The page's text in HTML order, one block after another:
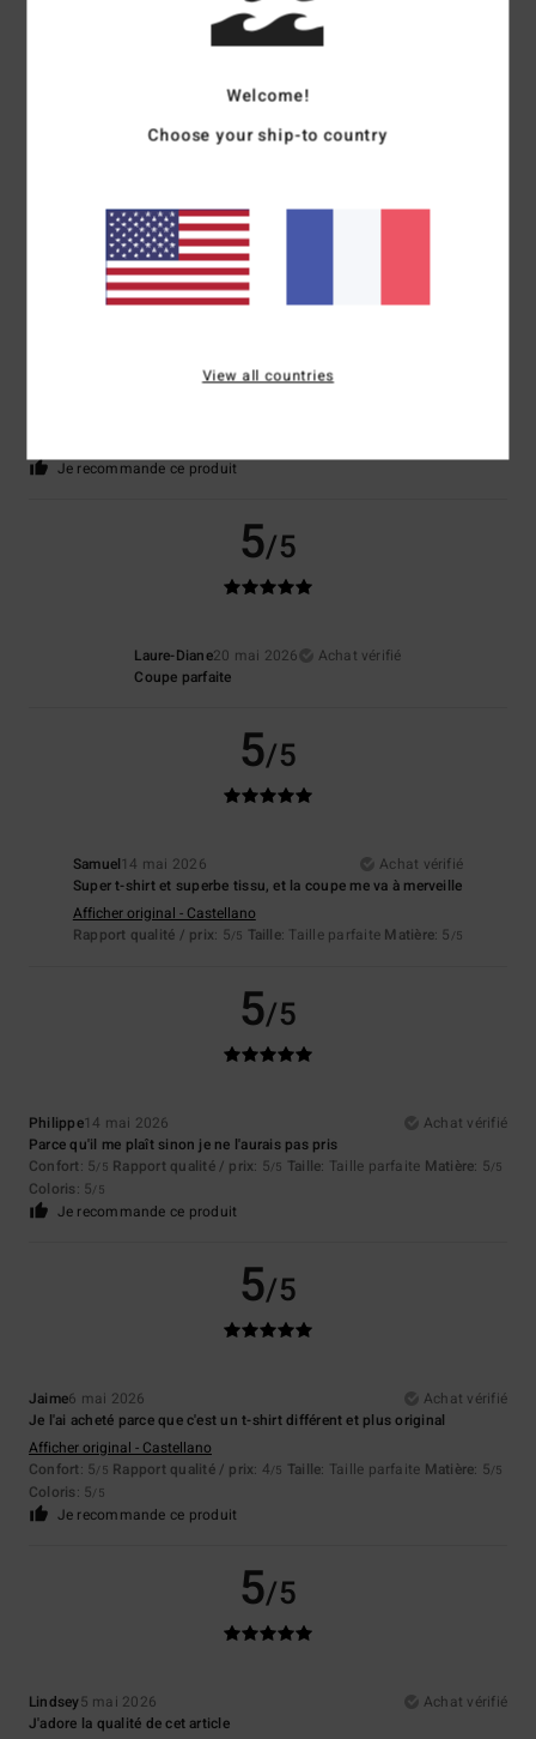
5
Je recommande ce produit
5/5
Laure-Diane20 mai 2026
Achat vérifié
Coupe parfaite
5/5
Samuel14 mai 2026
Achat vérifié
Super t-shirt et superbe tissu, et la coupe me va à merveille
Afficher original - Castellano
Rapport qualité / prix: 5/5 Taille: Taille parfaite Matière: 5 /5
5/5
Philippe14 mai 2026
Achat vérifié
Parce qu'il me plaît sinon je ne l'aurais pas pris
Confort: 5/5 Rapport qualité / prix: 5/5 Taille: Taille parfaite Matière: 5/5
Coloris: 5/5
Je recommande ce produit
5/5
Jaime6 mai 2026
Achat vérifié
Je l'ai acheté parce que c'est un t-shirt différent et plus original
Afficher original - Castellano
Confort: 5/5 Rapport qualité / prix: 4/5 Taille: Taille parfaite Matière: 5/5
Coloris: 5/5
Je recommande ce produit
5/5
Lindsey5 mai 2026
Achat vérifié
J'adore la qualité de cet article
Welcome!
Choose your ship-to country
View all countries